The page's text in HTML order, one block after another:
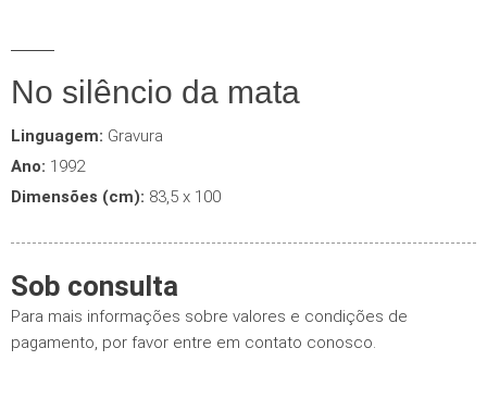
No silêncio da mata
Linguagem: Gravura
Ano: 1992
Dimensões (cm): 83,5 x 100
Sob consulta
Para mais informações sobre valores e condições de
pagamento, por favor entre em contato conosco.